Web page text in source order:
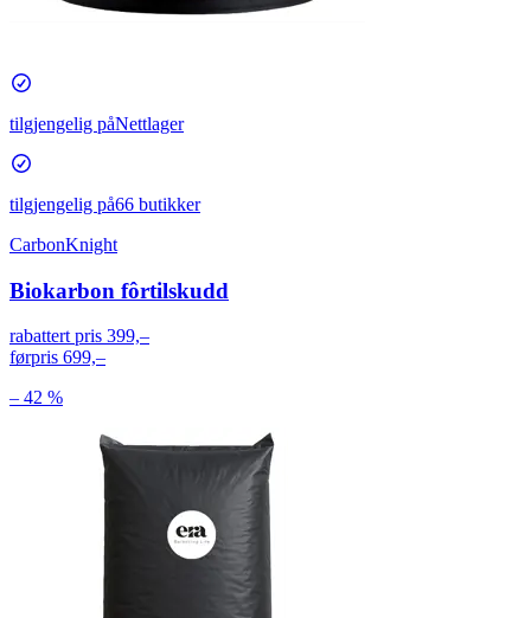
tilgjengelig påNettlager
tilgjengelig på66 butikker
CarbonKnight
Biokarbon fôrtilskudd
rabattert pris 399,–
førpris 699,–
– 42 %